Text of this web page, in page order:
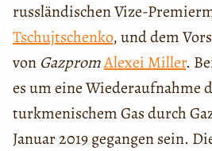
russländischen Vize-
Tschujtschenko, und dem
von GazpromAlexei Miller.
es um eine Wiederaufnahme
turkmenischem Gas durch
Januar 2019 gegangen sein.